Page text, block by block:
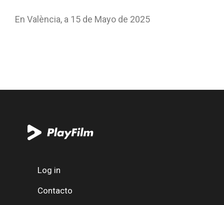
En València, a 15 de Mayo de 2025
Log in
Contacto